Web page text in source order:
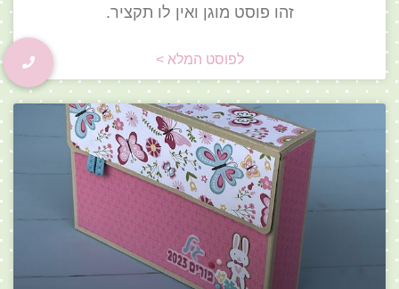
זהו פוסט מוגן ואין לו תקציר.
לפוסט המלא >